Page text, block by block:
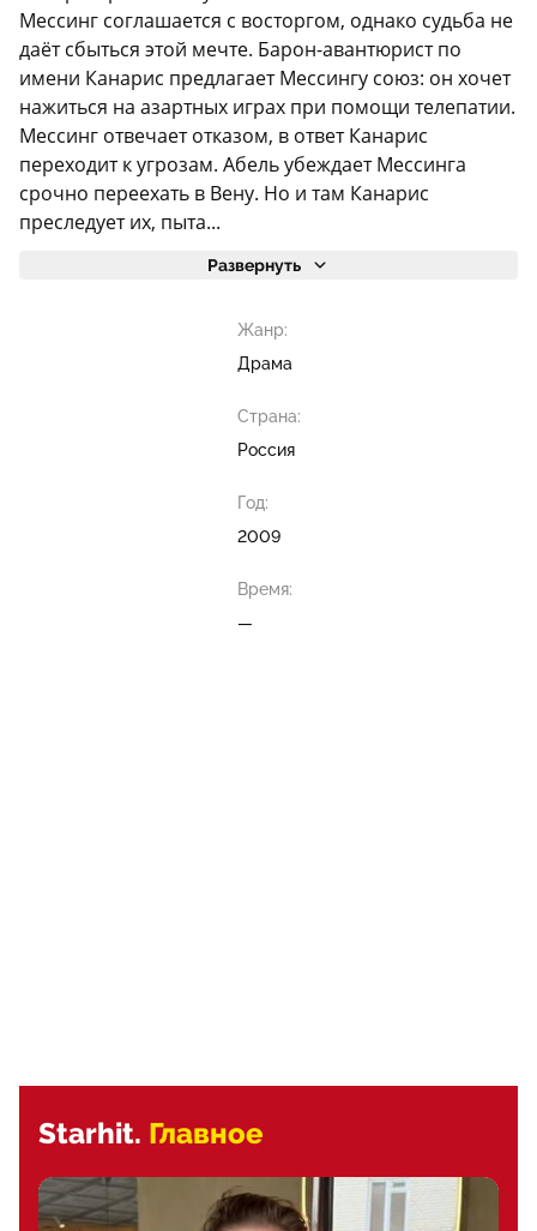
Мессинг соглашается с восторгом, однако судьба не
даёт сбыться этой мечте. Барон-авантюрист по
имени Канарис предлагает Мессингу союз: он хочет
нажиться на азартных играх при помощи телепатии.
Мессинг отвечает отказом, в ответ Канарис
переходит к угрозам. Абель убеждает Мессинга
срочно переехать в Вену. Но и там Канарис
преследует их, пыта...
Развернуть
Жанр:
Драма
Страна:
Россия
Год:
2009
Время:
—
Starhit. Главное